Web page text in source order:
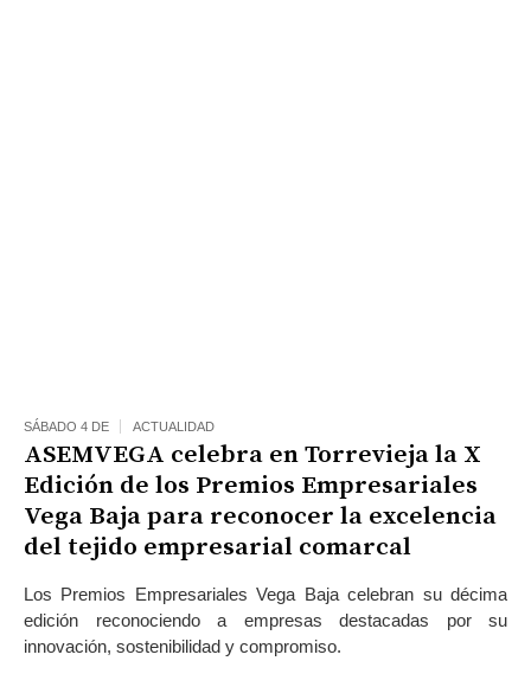
SÁBADO 4 DE ACTUALIDAD
ASEMVEGA celebra en Torrevieja la X
Edición de los Premios Empresariales
Vega Baja para reconocer la excelencia
del tejido empresarial comarcal
Los Premios Empresariales Vega Baja celebran su décima
edición reconociendo a empresas destacadas por su
innovación, sostenibilidad y compromiso.